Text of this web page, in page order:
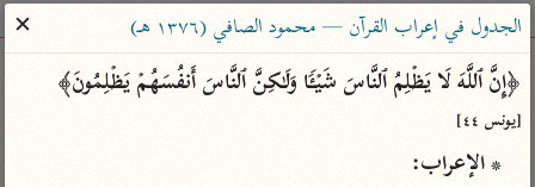
ساهم معنا في نشر القرآن والعلم الشرعي
الباحث القرآني
بحث
الجدول في إعراب القرآن — محمود الصافي (١٣٧٦ هـ)
✕
﴿إِنَّ ٱللَّهَ لَا یَظۡلِمُ ٱلنَّاسَ شَیۡـࣰٔا وَلَـٰكِنَّ ٱلنَّاسَ أَنفُسَهُمۡ یَظۡلِمُونَ﴾
[يونس ٤٤]
* الإعراب: